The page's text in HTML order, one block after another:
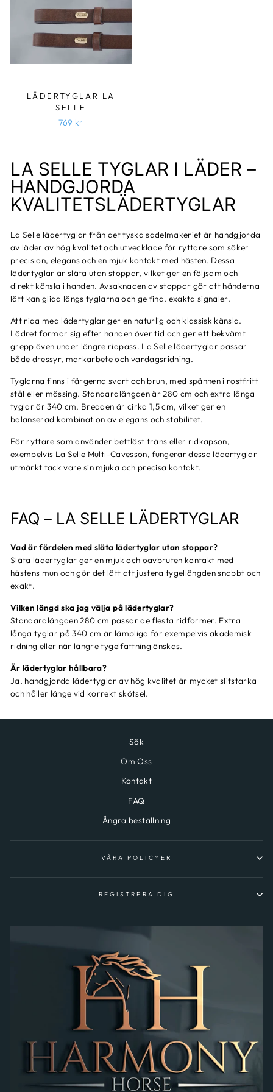
LÄDERTYGLAR LA
SELLE
769 kr
LA SELLE TYGLAR I LÄDER –
HANDGJORDA
KVALITETSLÄDERTYGLAR
La Selle lädertyglar från det tyska sadelmakeriet är handgjorda
av läder av hög kvalitet och utvecklade för ryttare som söker
precision, elegans och en mjuk kontakt med hästen. Dessa
lädertyglar är släta utan stoppar, vilket ger en följsam och
direkt känsla i handen. Avsaknaden av stoppar gör att händerna
lätt kan glida längs tyglarna och ge fina, exakta signaler.
Att rida med lädertyglar ger en naturlig och klassisk känsla.
Lädret formar sig efter handen över tid och ger ett bekvämt
grepp även under längre ridpass. La Selle lädertyglar passar
både dressyr, markarbete och vardagsridning.
Tyglarna finns i färgerna svart och brun, med spännen i rostfritt
stål eller mässing. Standardlängden är 280 cm och extra långa
tyglar är 340 cm. Bredden är cirka 1,5 cm, vilket ger en
balanserad kombination av elegans och stabilitet.
För ryttare som använder bettlöst träns eller ridkapson,
exempelvis La Selle Multi-Cavesson, fungerar dessa lädertyglar
utmärkt tack vare sin mjuka och precisa kontakt.
FAQ – LA SELLE LÄDERTYGLAR
Vad är fördelen med släta lädertyglar utan stoppar?
Släta lädertyglar ger en mjuk och oavbruten kontakt med
hästens mun och gör det lätt att justera tygellängden snabbt och
exakt.
Vilken längd ska jag välja på lädertyglar?
Standardlängden 280 cm passar de flesta ridformer. Extra
långa tyglar på 340 cm är lämpliga för exempelvis akademisk
ridning eller när längre tygelfattning önskas.
Är lädertyglar hållbara?
Ja, handgjorda lädertyglar av hög kvalitet är mycket slitstarka
och håller länge vid korrekt skötsel.
Sök
Om Oss
Kontakt
FAQ
Ångra beställning
VÅRA POLICYER
REGISTRERA DIG